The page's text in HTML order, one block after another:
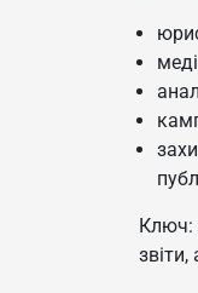
Ключ:
звіти,